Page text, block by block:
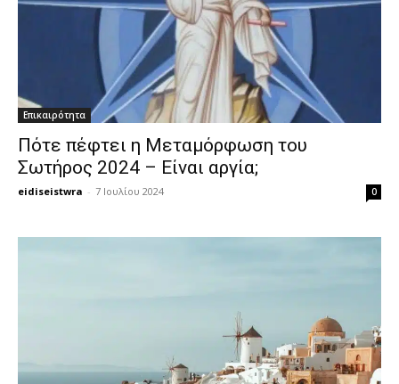
Επικαιρότητα
Πότε πέφτει η Μεταμόρφωση του
Σωτήρος 2024 – Είναι αργία;
eidiseistwra - 7 Ιουλίου 2024 0